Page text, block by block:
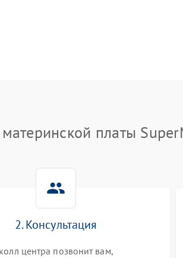
платы
2. Консультация
центра позвонит вам,